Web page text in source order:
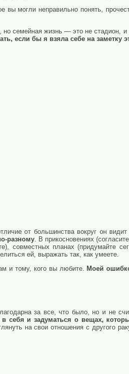
могли неправильно понять,
семейная жизнь — это не стадион, и
если бы я взяла себе на заметку
от большинства вокруг он
разному. В прикосновениях
совместных планах (придумайте
ей, выражать так, как умеете.
и тому, кого вы любите. Моей
за все, что было, но и не
себя и задуматься о вещах,
на свои отношения с другого